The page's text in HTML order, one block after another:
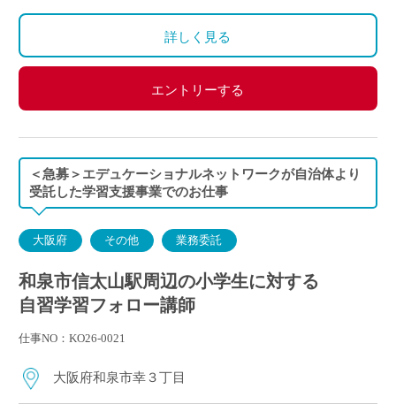
お盆休みはございません。
12/29～年末年始はお休みで開講しません。
詳しく見る
エントリーする
＜急募＞エデュケーショナルネットワークが自治体より
受託した学習支援事業でのお仕事
大阪府 その他 業務委託
和泉市信太山駅周辺の小学生に対する
自習学習フォロー講師
仕事NO：KO26-0021
大阪府和泉市幸３丁目